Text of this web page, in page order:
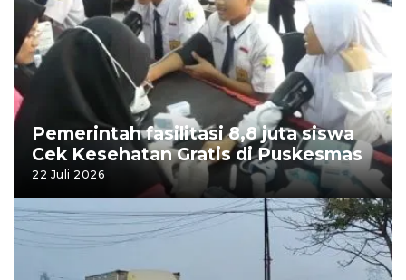
Pemerintah fasilitasi 8,8 juta siswa
Cek Kesehatan Gratis di Puskesmas
22 Juli 2026